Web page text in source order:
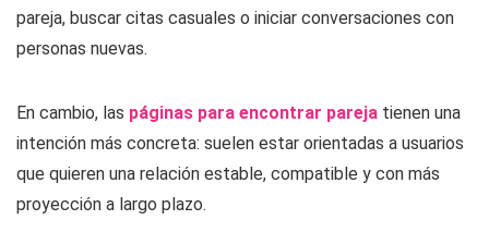
pareja, buscar citas casuales o iniciar conversaciones con
personas nuevas.
En cambio, las páginas para encontrar pareja tienen una
intención más concreta: suelen estar orientadas a usuarios
que quieren una relación estable, compatible y con más
proyección a largo plazo.